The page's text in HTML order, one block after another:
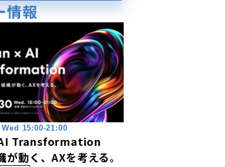
情報
15:00-21:00
Transformation
動く、AXを考える。